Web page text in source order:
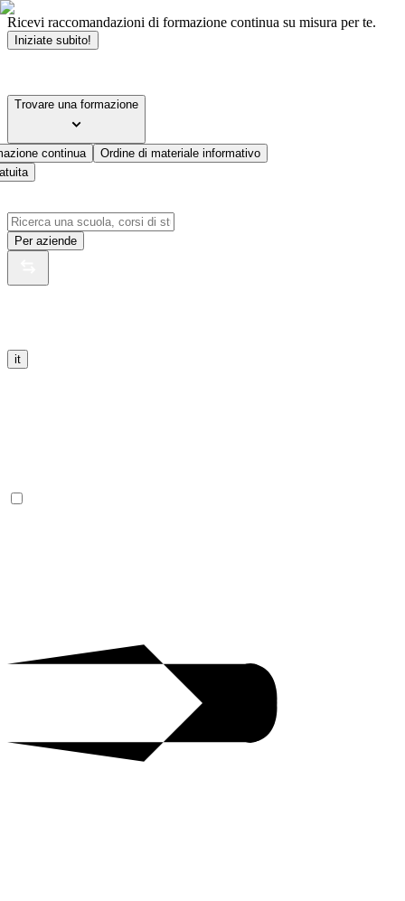
Ricevi raccomandazioni di formazione continua su misura per te.
Iniziate subito!
Trovare una formazione
continua
Ordine di materiale informativo
Per aziende
it